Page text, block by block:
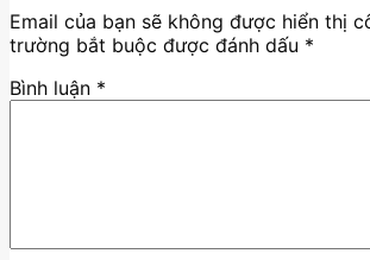
Email của bạn sẽ không được hiển thị
trường bắt buộc được đánh dấu *
Bình luận *